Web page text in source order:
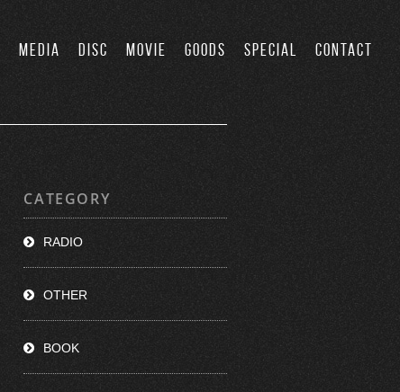
MEDIA DISC MOVIE GOODS SPECIAL CONTACT
CATEGORY
RADIO
OTHER
BOOK